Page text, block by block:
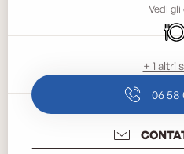
Vedi gli
+ 1 altri
06 58